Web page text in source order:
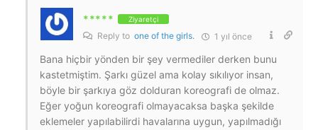
***** Ziyaretçi
Reply to one of the girls. 1 yıl önce
Bana hiçbir yönden bir şey vermediler derken bunu
kastetmiştim. Şarkı güzel ama kolay sıkılıyor insan,
böyle bir şarkıya göz dolduran koreografi de olmaz.
Eğer yoğun koreografi olmayacaksa başka şekilde
eklemeler yapılabilirdi havalarına uygun, yapılmadığı